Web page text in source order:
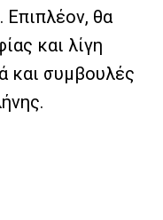
Επιπλέον, θα
και λίγη
και συμβουλές